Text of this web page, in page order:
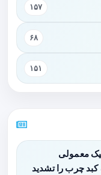
۱۵۷
۶۸
۱۵۱
معمولی
چرب را تشدید